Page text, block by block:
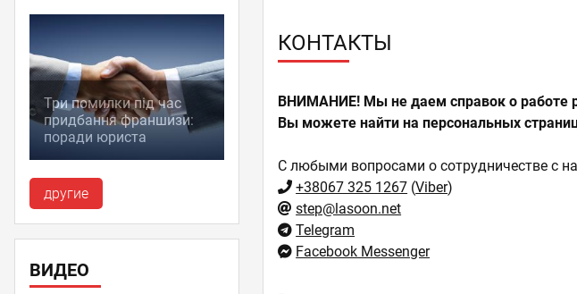
Три помилки під час
придбання франшизи:
поради юриста
другие
ВИДЕО
КОНТАКТЫ
ВНИМАНИЕ! Мы не даем справок о работе
Вы можете найти на персональных
С любыми вопросами о сотрудничестве с
+38067 325 1267 (Viber)
step@lasoon.net
Telegram
Facebook Messenger